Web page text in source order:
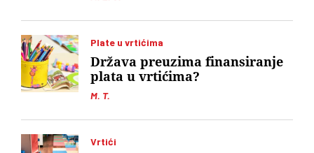
Plate u vrtićima
M. T.
Država preuzima finansiranje
plata u vrtićima?
Vrtići